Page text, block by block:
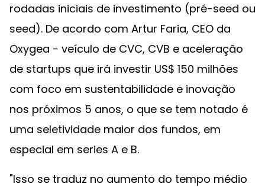
rodadas iniciais de investimento (pré-seed ou
seed). De acordo com Artur Faria, CEO da
Oxygea - veículo de CVC, CVB e aceleração
de startups que irá investir US$ 150 milhões
com foco em sustentabilidade e inovação
nos próximos 5 anos, o que se tem notado é
uma seletividade maior dos fundos, em
especial em series A e B.
"Isso se traduz no aumento do tempo médio